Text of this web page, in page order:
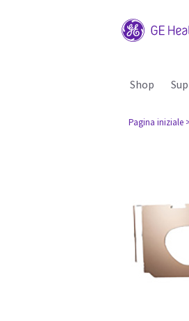
Shop
Pagina iniziale